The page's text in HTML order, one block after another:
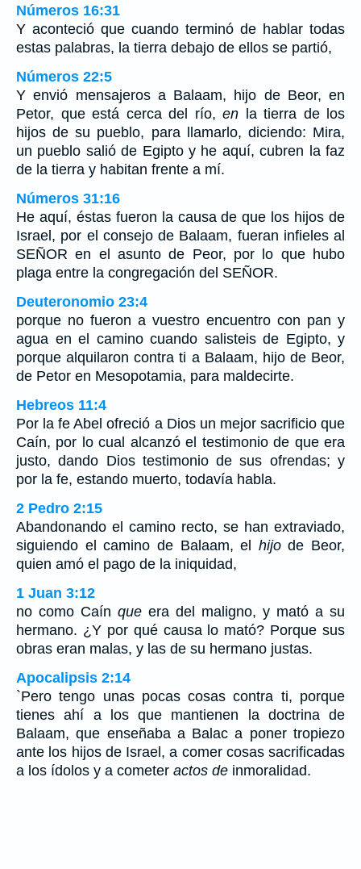
Números 16:31
Y aconteció que cuando terminó de hablar todas
estas palabras, la tierra debajo de ellos se partió,
Números 22:5
Y envió mensajeros a Balaam, hijo de Beor, en
Petor, que está cerca del río, en la tierra de los
hijos de su pueblo, para llamarlo, diciendo: Mira,
un pueblo salió de Egipto y he aquí, cubren la faz
de la tierra y habitan frente a mí.
Números 31:16
He aquí, éstas fueron la causa de que los hijos de
Israel, por el consejo de Balaam, fueran infieles al
SEÑOR en el asunto de Peor, por lo que hubo
plaga entre la congregación del SEÑOR.
Deuteronomio 23:4
porque no fueron a vuestro encuentro con pan y
agua en el camino cuando salisteis de Egipto, y
porque alquilaron contra ti a Balaam, hijo de Beor,
de Petor en Mesopotamia, para maldecirte.
Hebreos 11:4
Por la fe Abel ofreció a Dios un mejor sacrificio que
Caín, por lo cual alcanzó el testimonio de que era
justo, dando Dios testimonio de sus ofrendas; y
por la fe, estando muerto, todavía habla.
2 Pedro 2:15
Abandonando el camino recto, se han extraviado,
siguiendo el camino de Balaam, el hijode Beor,
quien amó el pago de la iniquidad,
1 Juan 3:12
no como Caín que era del maligno, y mató a su
hermano. ¿Y por qué causa lo mató? Porque sus
obras eran malas, y las de su hermano justas.
Apocalipsis 2:14
`Pero tengo unas pocas cosas contra ti, porque
tienes ahí a los que mantienen la doctrina de
Balaam, que enseñaba a Balac a poner tropiezo
ante los hijos de Israel, a comer cosas sacrificadas
a los ídolos y a cometer actos de inmoralidad.